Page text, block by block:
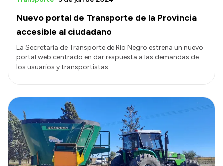
Nuevo portal de Transporte de la Provincia
accesible al ciudadano
La Secretaría de Transporte de Río Negro estrena un nuevo
portal web centrado en dar respuesta a las demandas de
los usuarios y transportistas.